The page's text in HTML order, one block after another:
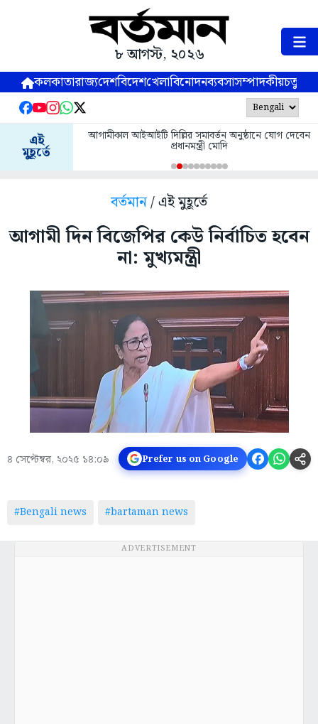
৮ আগস্ট, ২০২৬
কলকাতারাজ্যদেশবিদেশখেলাবিনোদনব্যবসাসম্পাদকীয়
এই
মুহূর্তে
আগামীকাল আইআইটি দিল্লির সমাবর্তন অনুষ্ঠানে যোগ দেবেন
প্রধানমন্ত্রী মোদি
বর্তমান/ এই মুহূর্তে
আগামী দিন বিজেপির কেউ নির্বাচিত হবেন
না: মুখ্যমন্ত্রী
৪ সেপ্টেম্বর, ২০২৫ ১৪:০৯ Prefer us on Google
#Bengali news #bartaman news
ADVERTISEMENT